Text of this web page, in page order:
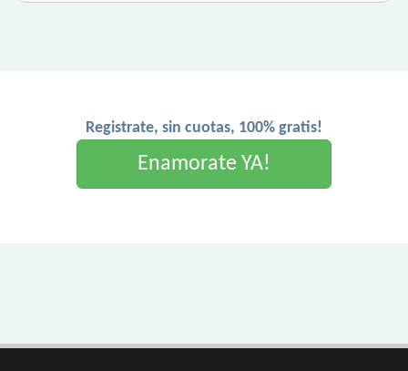
Registrate, sin cuotas, 100% gratis!
Enamorate YA!